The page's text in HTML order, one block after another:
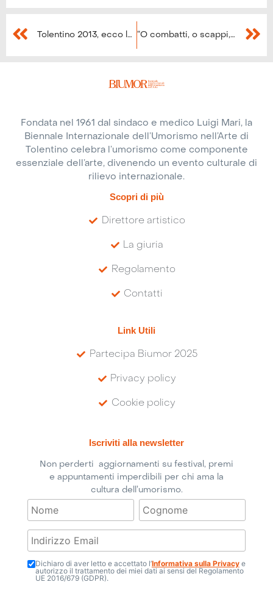
Tolentino 2013, ecco le “Giornate della Rancia” “O combatti, o scappi, oppure… disegni”
Fondata nel 1961 dal sindaco e medico Luigi Mari, la
Biennale Internazionale dell’Umorismo nell’Arte di
Tolentino celebra l’umorismo come componente
essenziale dell’arte, divenendo un evento culturale di
rilievo internazionale.
Scopri di più
Direttore artistico
La giuria
Regolamento
Contatti
Link Utili
Partecipa Biumor 2025
Privacy policy
Cookie policy
Iscriviti alla newsletter
Non perderti aggiornamenti su festival, premi
e appuntamenti imperdibili per chi ama la
cultura dell’umorismo.
Dichiaro di aver letto e accettato l’Informativa sulla Privacye
autorizzo il trattamento dei miei dati ai sensi del Regolamento
UE 2016/679 (GDPR).